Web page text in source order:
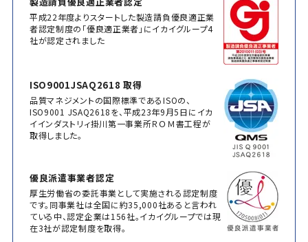
平成22年度よりスタートした製造請負優良適正業
者認定制度の「優良適正業者」にイカイグループ4
社が認定されました
ISO9001JSAQ2618 取得
品質マネジメントの国際標準であるISOの、
ISO9001 JSAQ2618を、平成23年9月5日にイカ
イインダストリィ掛川第一事業所ＲＯＭ書工程が
取得しました。
優良派遣事業者認定
厚生労働省の委託事業として実施される認定制度
です。同事業社は全国に約35,000社あると言われ
ている中、認定企業は156社。イカイグループでは現
在3社が認定制度を取得。